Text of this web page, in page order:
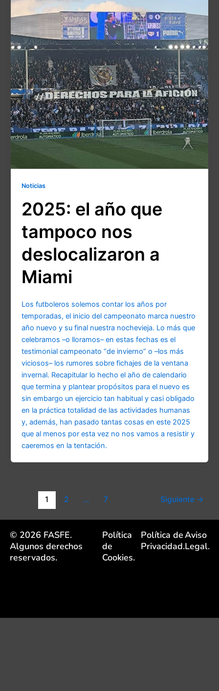
Noticias
2025: el año que
tampoco nos
deslocalizaron a
Miami
Los futboleros solemos contar los años por
temporadas, el inicio del campeonato marca nuestro
año nuevo y su final nuestra nochevieja. Lo más que
celebramos –o lloramos– en estas fechas es el
testimonial campeonato “de invierno” o –los más
viciosos– los rumores sobre fichajes de la ventana
invernal. Recapitular lo hecho el año de calendario
que termina y plantear propósitos para el nuevo es
sin embargo un ejercicio tan habitual y casi obligado
en la práctica totalidad de las actividades humanas
y, además, han pasado tantas cosas en este 2025
que al menos por esta vez no nos vamos a resistir y
caeremos en la tentación.
1 2 … 7 Siguiente →
© 2026 FASFE.
Algunos derechos
reservados.
Política
de
Cookies.
Política de
Privacidad.
Aviso
Legal.